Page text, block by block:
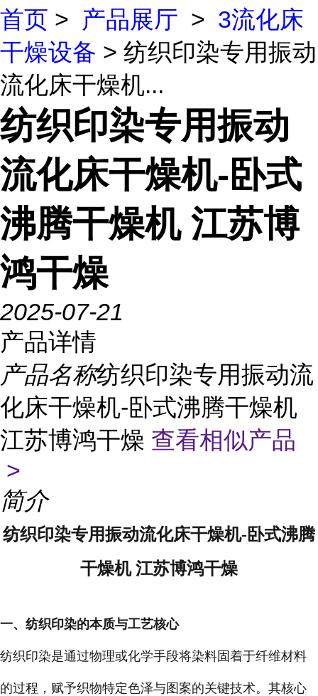
首页 > 产品展厅 > 3流化床
干燥设备 > 纺织印染专用振动
流化床干燥机...
纺织印染专用振动
流化床干燥机-卧式
沸腾干燥机 江苏博
鸿干燥
2025-07-21
产品详情
产品名称纺织印染专用振动流
化床干燥机-卧式沸腾干燥机
江苏博鸿干燥 查看相似产品
>
简介
纺织印染专用振动流化床干燥机-卧式沸腾
干燥机 江苏博鸿干燥
一、纺织印染的本质与工艺核心
纺织印染是通过物理或化学手段将染料固着于纤维材料
的过程，赋予织物特定色泽与图案的关键技术。其核心